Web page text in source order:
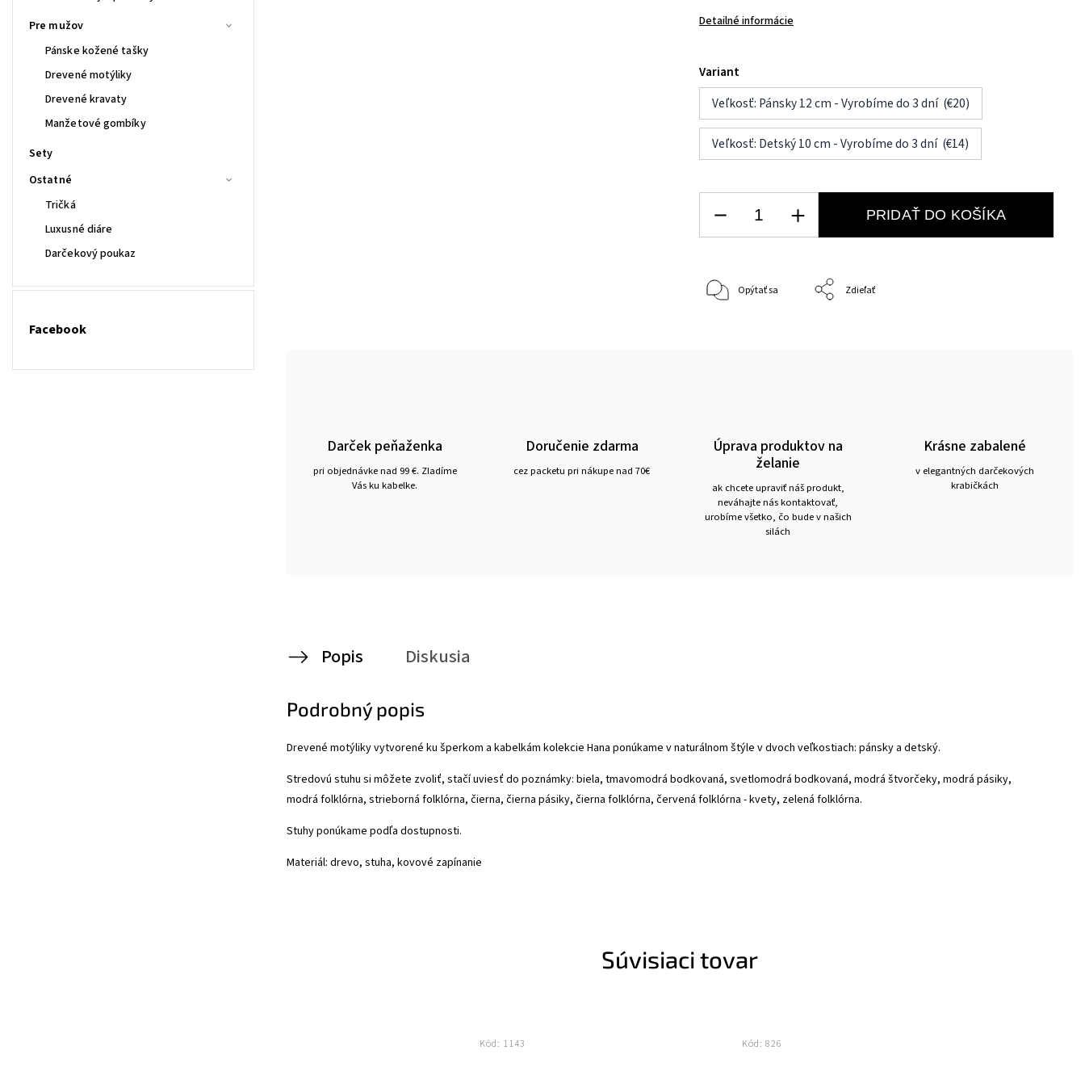
Pre mužov
Pánske kožené tašky
Drevené motýliky
Drevené kravaty
Manžetové gombíky
Sety
Ostatné
Tričká
Luxusné diáre
Darčekový poukaz
Facebook
Detailné informácie
Variant
Veľkosť: Pánsky 12 cm - Vyrobíme do 3 dní (€20)
Veľkosť: Detský 10 cm - Vyrobíme do 3 dní (€14)
PRIDAŤ DO KOŠÍKA
Opýtať sa Zdieľať
Darček peňaženka
pri objednávke nad 99 €. Zladíme
Vás ku kabelke.
Doručenie zdarma
cez packetu pri nákupe nad 70€
Úprava produktov na
želanie
ak chcete upraviť náš produkt,
neváhajte nás kontaktovať,
urobíme všetko, čo bude v našich
silách
Krásne zabalené
v elegantných darčekových
krabičkách
Popis Diskusia
Podrobný popis
Drevené motýliky vytvorené ku šperkom a kabelkám kolekcie Hana ponúkame v naturálnom štýle v dvoch veľkostiach: pánsky a detský.
Stredovú stuhu si môžete zvoliť, stačí uviesť do poznámky: biela, tmavomodrá bodkovaná, svetlomodrá bodkovaná, modrá štvorčeky, modrá pásiky,
modrá folklórna, strieborná folklórna, čierna, čierna pásiky, čierna folklórna, červená folklórna - kvety, zelená folklórna.
Stuhy ponúkame podľa dostupnosti.
Materiál: drevo, stuha, kovové zapínanie
Súvisiaci tovar
Kód: 1143 Kód: 826